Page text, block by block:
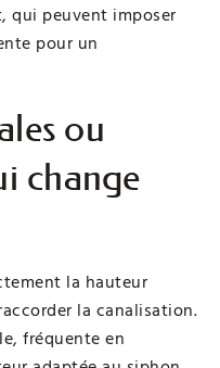
qui peuvent imposer
pour un
ou
change
la hauteur
la canalisation.
fréquente en